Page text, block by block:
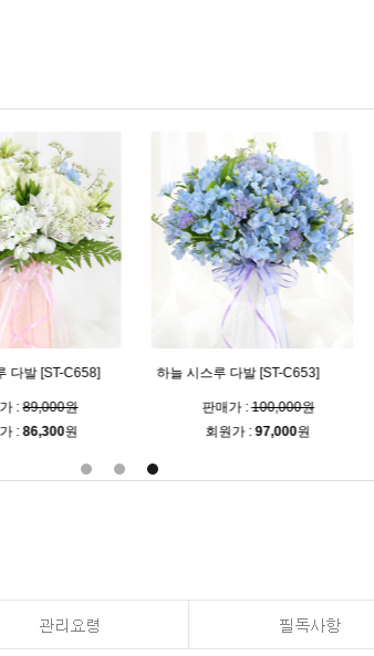
하늘 시스루 다발 [ST-C653]
판매가 :
회원가 :
사랑이니까 [ST-
판매가 :
회원가 :